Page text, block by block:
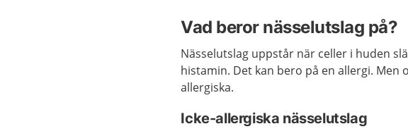
Vad beror nässelutslag på?
Nässelutslag uppstår när celler i huden
histamin. Det kan bero på en allergi. Men
allergiska.
Icke-allergiska nässelutslag